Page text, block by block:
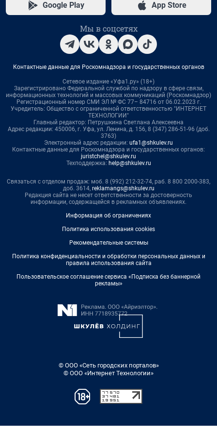
Google Play App Store
Мы в соцсетях
Контактные данные для Роскомнадзора и государственных органов
Сетевое издание «Уфа1.ру» (18+)
Зарегистрировано Федеральной службой по надзору в сфере связи,
информационных технологий и массовых коммуникаций (Роскомнадзор)
Регистрационный номер СМИ ЭЛ № ФС 77– 84716 от 06.02.2023 г.
Учредитель: Общество с ограниченной ответственностью "ИНТЕРНЕТ
ТЕХНОЛОГИИ"
Главный редактор: Петрушкина Светлана Алексеевна
Адрес редакции: 450006, г. Уфа, ул. Ленина, д. 156, 8 (347) 286-51-96 (доб.
3763)
Электронный адрес редакции: ufa1@shkulev.ru
Контактные данные для Роскомнадзора и государственных органов:
juristchel@shkulev.ru
Техподдержка: help@shkulev.ru
Связаться с отделом продаж: моб. 8 (992) 212-32-74, раб. 8 800 2000-383,
доб. 3614, reklamangs@shkulev.ru
Редакция сайта не несет ответственности за достоверность
информации, содержащейся в рекламных объявлениях.
Информация об ограничениях
Политика использования cookies
Рекомендательные системы
Политика конфиденциальности и обработки персональных данных и
правила использования сайта
Пользовательское соглашение сервиса «Подписка без баннерной
рекламы»
© ООО «Сеть городских порталов»
© ООО «Интернет Технологии»